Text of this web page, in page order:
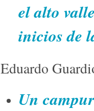
el alto
inicios de
Eduardo
Un